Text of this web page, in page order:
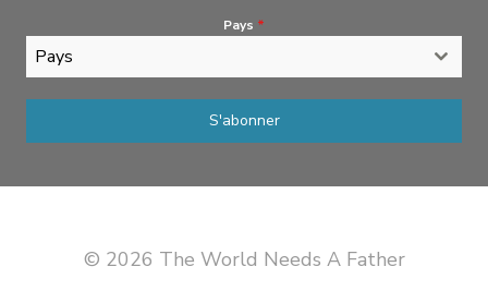
Pays *
Pays
S'abonner
© 2026 The World Needs A Father